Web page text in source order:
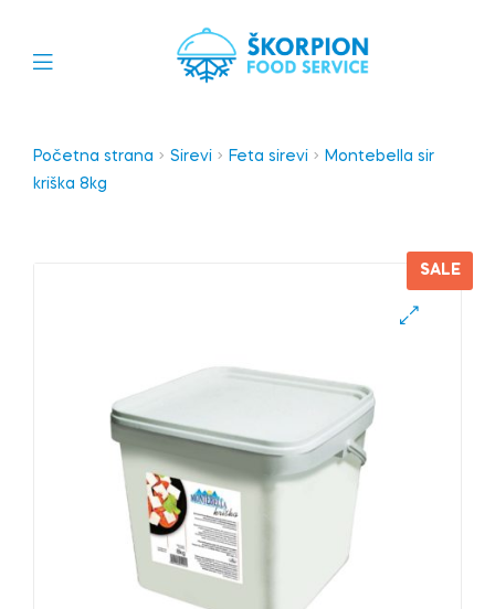
Početna strana Sirevi Feta sirevi
Montebella sir
kriška 8kg
SALE